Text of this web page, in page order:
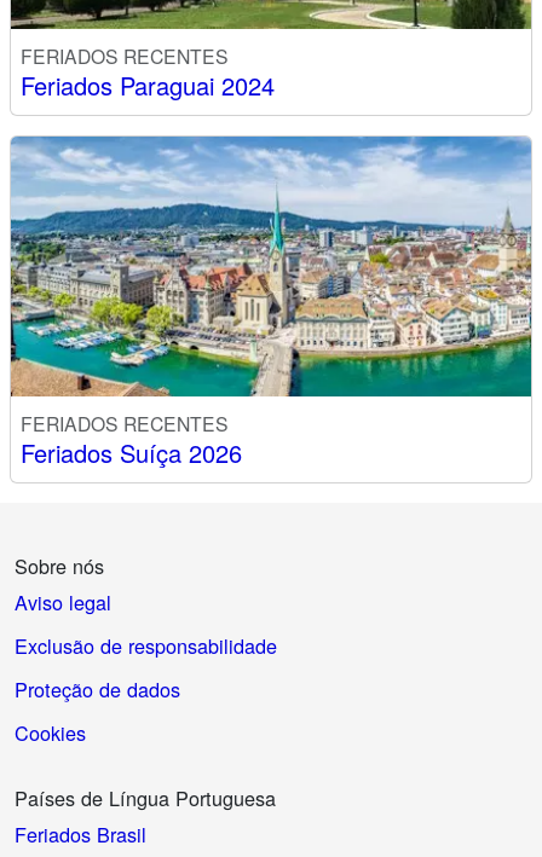
FERIADOS RECENTES
Feriados Paraguai 2024
FERIADOS RECENTES
Feriados Suíça 2026
Sobre nós
Aviso legal
Exclusão de responsabilidade
Proteção de dados
Cookies
Países de Língua Portuguesa
Feriados Brasil